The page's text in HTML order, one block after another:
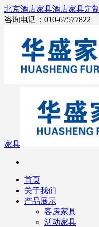
北京酒店家具酒店家具定制
咨询电话：010-67577822
家具
首页
关于我们
产品展示
客房家具
活动家具